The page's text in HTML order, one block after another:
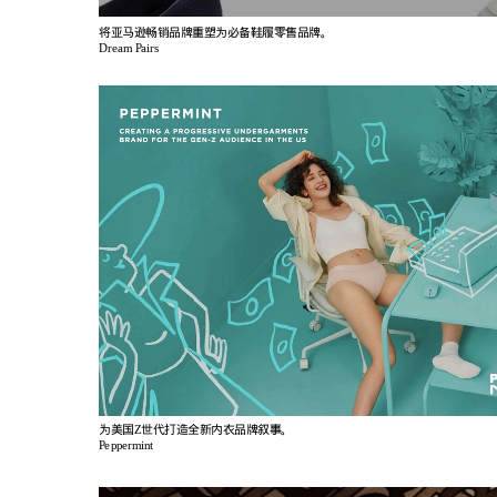
将亚马逊畅销品牌重塑为必备鞋履零售品牌。
Dream Pairs
为美国Z世代打造全新内衣品牌叙事。
Peppermint